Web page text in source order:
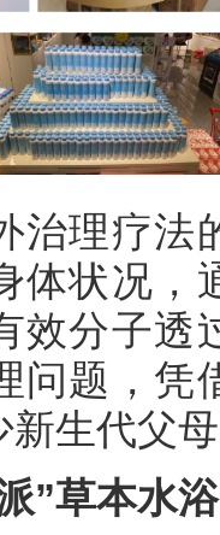
理疗法
体状况，
效分子透
问题，凭
生代父
草本水浴